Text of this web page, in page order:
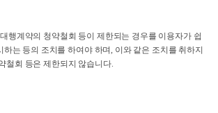
행계약의 청약철회 등이 제한되는 경우를 이용자가 쉽
하는 등의 조치를 하여야 하며, 이와 같은 조치를 취하지
철회 등은 제한되지 않습니다.